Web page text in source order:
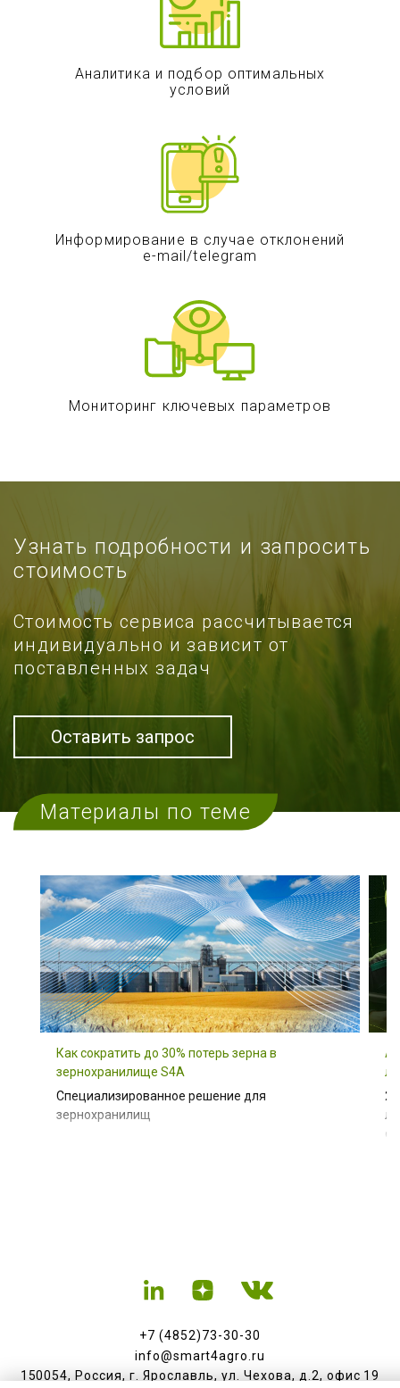
Аналитика и подбор оптимальных
условий
Информирование в случае отклонений
e-mail/telegram
Мониторинг ключевых параметров
Узнать подробности и запросить
стоимость
Стоимость сервиса рассчитывается
индивидуально и зависит от
поставленных задач
Оставить запрос
Материалы по теме
Как сократить до 30% потерь зерна в
зернохранилище S4A
Специализированное решение для
зернохранилищ
+7 (4852)73-30-30
info@smart4agro.ru
150054, Россия, г. Ярославль, ул. Чехова, д.2, офис 19